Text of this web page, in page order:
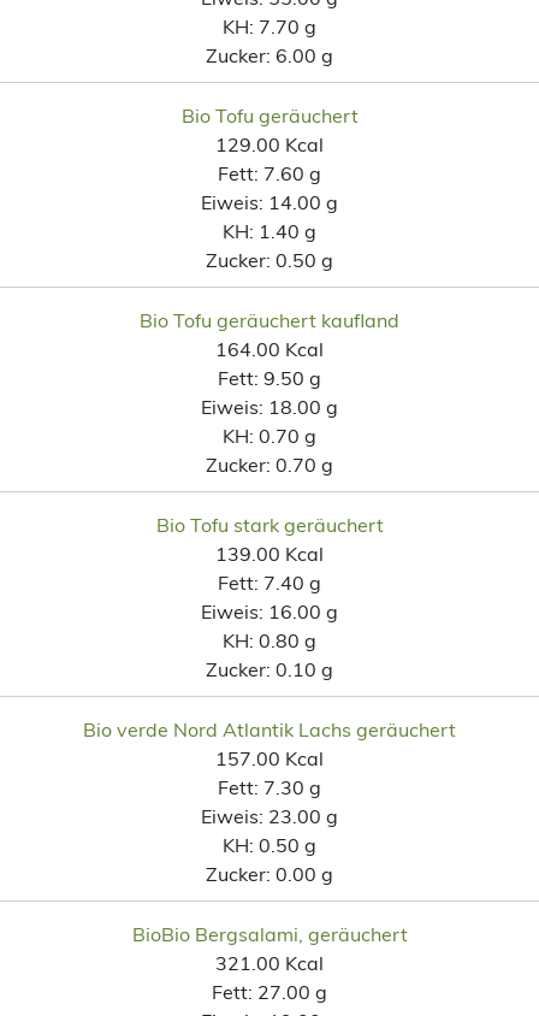
KH: 7.70 g
Zucker: 6.00 g
Bio Tofu geräuchert
129.00 Kcal
Fett: 7.60 g
Eiweis: 14.00 g
KH: 1.40 g
Zucker: 0.50 g
Bio Tofu geräuchert kaufland
164.00 Kcal
Fett: 9.50 g
Eiweis: 18.00 g
KH: 0.70 g
Zucker: 0.70 g
Bio Tofu stark geräuchert
139.00 Kcal
Fett: 7.40 g
Eiweis: 16.00 g
KH: 0.80 g
Zucker: 0.10 g
Bio verde Nord Atlantik Lachs geräuchert
157.00 Kcal
Fett: 7.30 g
Eiweis: 23.00 g
KH: 0.50 g
Zucker: 0.00 g
BioBio Bergsalami, geräuchert
321.00 Kcal
Fett: 27.00 g